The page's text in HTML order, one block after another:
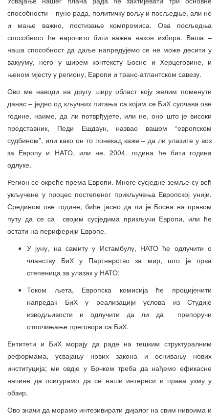
способности – пуно рада, политичку вољу и посљедње, али не
и мање важно, постизање компромиса. Ова посљедња
способност ће нарочито бити важна након избора. Ваша –
наша способност да даље напредујемо се не може десити у
вакууму, него у ширем контексту Босне и Херцеговине, и
њеном мјесту у региону, Европи и транс-атлантском савезу.
Ово ме наводи на другу ширу област коју желим поменути
данас – једно од кључних питања са којим се БиХ суочава ове
године, наиме, да ли потврђујете, или не, оно што је високи
представник, Педи Ешдаун, назвао вашом “европском
судбином”, или како он то понекад каже – да ли улазите у воз
за Европу и НАТО, или не. 2004. година ће бити година
одлуке.
Регион се окреће према Европи. Многе сусједне земље су већ
укључене у процес постепеног прикључења Европској унији.
Средином ове године, биће јасно да ли је Босна на правом
путу да се са својим сусједима прикључи Европи, или ће
остати на периферији Европе.
У јуну, на самиту у Истамбулу, НАТО ће одлучити о
чланству БиХ у Партнерство за мир, што је прва
степеница за улазак у НАТО;
Током љета, Европска комисија ће процијенити
напредак БиХ у реализацији услова из Студије
изводљивости и одлучити да ли да препоручи
отпочињање преговора са БиХ.
Ентитети и БиХ морају да раде на тешким структуралним
реформама, усвајању нових закона и оснивању нових
институција; ми овдје у Брчком треба да нађемо ефикасне
начине да осигурамо да се наши интереси и права узму у
обзир.
Ово значи да морамо интезивирати дијалог на свим нивоима и